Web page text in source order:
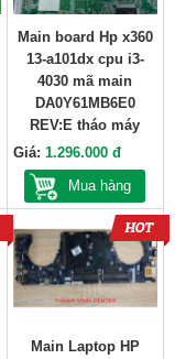
Main board Hp x360
13-a101dx cpu i3-
4030 mã main
DA0Y61MB6E0
REV:E tháo máy
Giá: 1.296.000 đ
Mua hàng
Main Laptop HP